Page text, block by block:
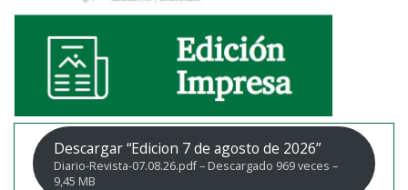
Descargar “Edicion 7 de agosto de 2026”
Diario-Revista-07.08.26.pdf – Descargado 969 veces –
9,45 MB